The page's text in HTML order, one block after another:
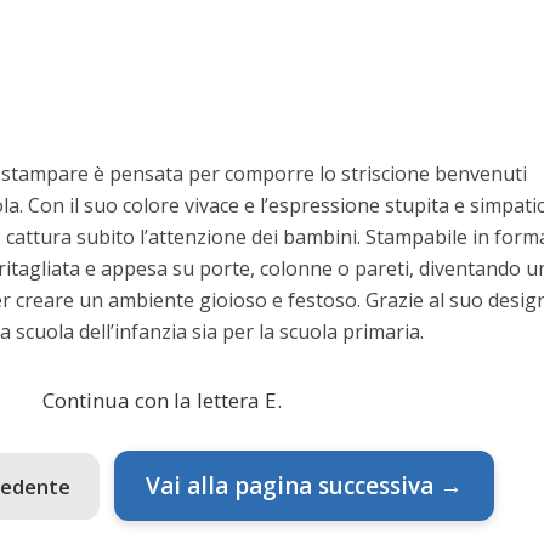
è pensata per comporre lo striscione benvenuti
Con il suo colore vivace e l’espressione stupita e
subito l’attenzione dei bambini. Stampabile in
e appesa su porte, colonne o pareti, diventando
creare un ambiente gioioso e festoso. Grazie al suo
dell’infanzia sia per la scuola primaria.
Continua con la lettera E.
Vai alla pagina successiva →